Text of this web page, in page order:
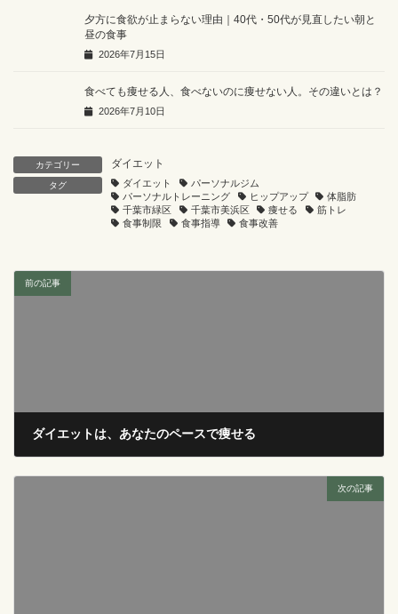
夕方に食欲が止まらない理由｜40代・50代が見直したい朝と
昼の食事
2026年7月15日
食べても痩せる人、食べないのに痩せない人。その違いとは？
2026年7月10日
カテゴリー ダイエット
タグ ダイエット
パーソナルジム
パーソナルトレーニング
ヒップアップ
体脂肪
千葉市緑区
千葉市美浜区 痩せる
筋トレ
食事制限
食事指導 食事改善
前の記事
ダイエットは、あなたのペースで痩せる
次の記事